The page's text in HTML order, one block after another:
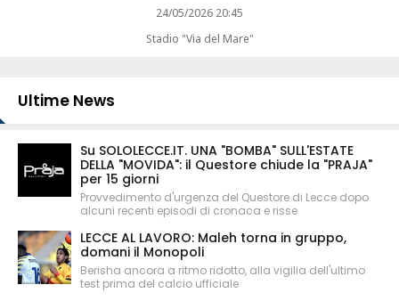
24/05/2026 20:45
Stadio "Via del Mare"
Ultime News
Su SOLOLECCE.IT. UNA "BOMBA" SULL'ESTATE
DELLA "MOVIDA": il Questore chiude la "PRAJA"
per 15 giorni
Provvedimento d'urgenza del Questore di Lecce dopo
alcuni recenti episodi di cronaca e risse
LECCE AL LAVORO: Maleh torna in gruppo,
domani il Monopoli
Berisha ancora a ritmo ridotto, alla vigilia dell'ultimo
test prima del calcio ufficiale